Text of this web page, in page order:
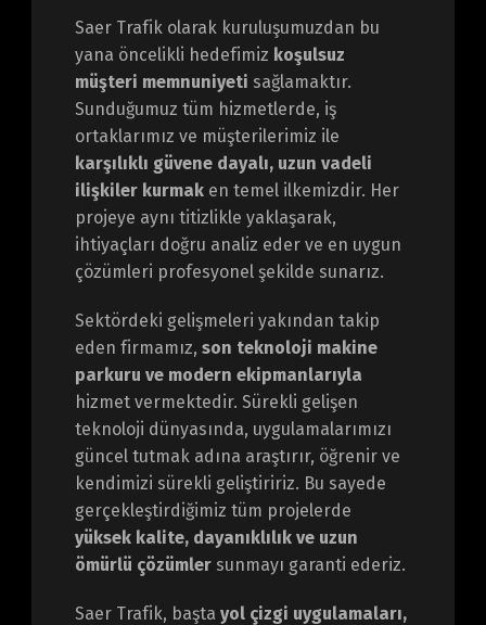
Saer Trafik olarak kuruluşumuzdan bu
yana öncelikli hedefimiz koşulsuz
müşteri memnuniyeti sağlamaktır.
Sunduğumuz tüm hizmetlerde, iş
ortaklarımız ve müşterilerimiz ile
karşılıklı güvene dayalı, uzun vadeli
ilişkiler kurmaken temel ilkemizdir. Her
projeye aynı titizlikle yaklaşarak,
ihtiyaçları doğru analiz eder ve en uygun
çözümleri profesyonel şekilde sunarız.
Sektördeki gelişmeleri yakından takip
eden firmamız, son teknoloji makine
parkuru ve modern ekipmanlarıyla
hizmet vermektedir. Sürekli gelişen
teknoloji dünyasında, uygulamalarımızı
güncel tutmak adına araştırır, öğrenir ve
kendimizi sürekli geliştiririz. Bu sayede
gerçekleştirdiğimiz tüm projelerde
yüksek kalite, dayanıklılık ve uzun
ömürlü çözümlersunmayı garanti ederiz.
Saer Trafik, başta yol çizgi uygulamaları,